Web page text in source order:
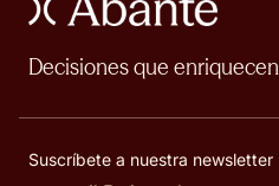
Decisiones que
Suscríbete a nuestra newsletter